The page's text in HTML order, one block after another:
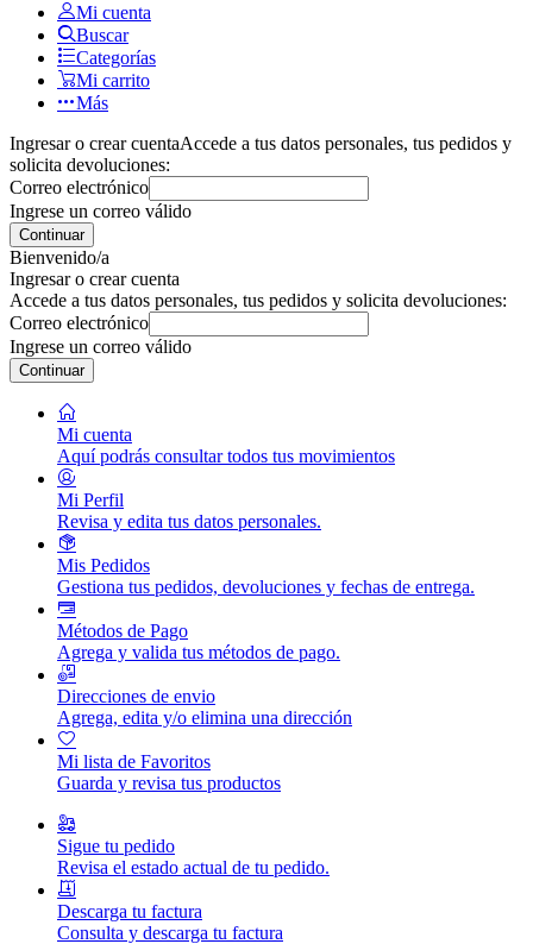
Mi cuenta
Buscar
Categorías
Mi carrito
Más
Ingresar o crear cuentaAccede a tus datos personales, tus pedidos y
solicita devoluciones:
Correo electrónico
Ingrese un correo válido
Continuar
Bienvenido/a
Ingresar o crear cuenta
Accede a tus datos personales, tus pedidos y solicita devoluciones:
Correo electrónico
Ingrese un correo válido
Continuar
Mi cuenta
Aquí podrás consultar todos tus movimientos
Mi Perfil
Revisa y edita tus datos personales.
Mis Pedidos
Gestiona tus pedidos, devoluciones y fechas de entrega.
Métodos de Pago
Agrega y valida tus métodos de pago.
Direcciones de envio
Agrega, edita y/o elimina una dirección
Mi lista de Favoritos
Guarda y revisa tus productos
Sigue tu pedido
Revisa el estado actual de tu pedido.
Descarga tu factura
Consulta y descarga tu factura